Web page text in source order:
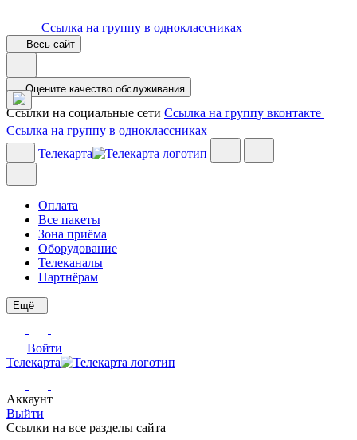
Ссылка на группу в одноклассниках
Весь сайт
Оцените качество обслуживания
Ссылки на социальные сети Ссылка на группу вконтакте
Ссылка на группу в одноклассниках
Телекарта
Оплата
Все пакеты
Зона приёма
Оборудование
Телеканалы
Партнёрам
Ещё
Войти
Телекарта
Аккаунт
Выйти
Ссылки на все разделы сайта